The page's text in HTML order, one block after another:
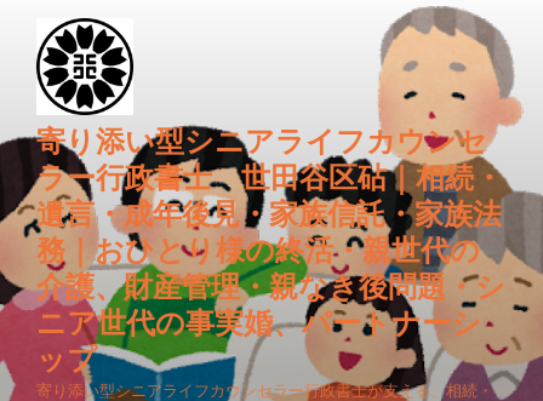
キ
プ
寄り添い型シニアライフカウンセ
ラー行政書士 世田谷区砧｜相続・
遺言・成年後見・家族信託・家族法
務｜おひとり様の終活・親世代の
介護、財産管理・親なき後問題・シ
ニア世代の事実婚、パートナーシ
ップ
寄り添い型シニアライフカウンセラー行政書士が支える、相続・